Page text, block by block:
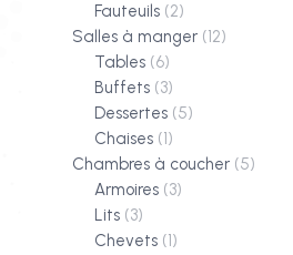
Fauteuils (2)
Salles à manger (12)
Tables (6)
Buffets (3)
Dessertes (5)
Chaises (1)
Chambres à coucher (5)
Armoires (3)
Lits (3)
Chevets (1)